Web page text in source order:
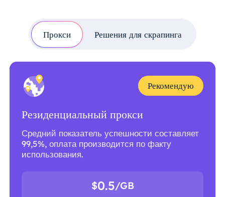
Прокси Решения для скрапинга
Рекомендую
Резиденциальный прокси
Средний показатель успешности составляет
99,5%, оплата производится по факту
использования.
$0.5/GB